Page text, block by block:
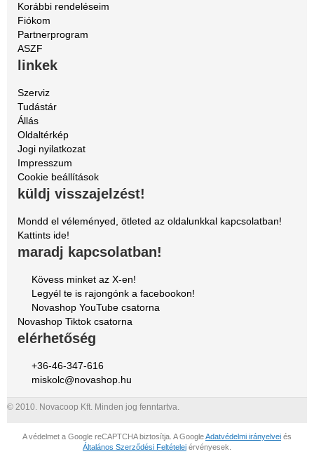
Korábbi rendeléseim
Fiókom
Partnerprogram
ASZF
linkek
Szerviz
Tudástár
Állás
Oldaltérkép
Jogi nyilatkozat
Impresszum
Cookie beállítások
küldj visszajelzést!
Mondd el véleményed, ötleted az oldalunkkal kapcsolatban!
Kattints ide!
maradj kapcsolatban!
Kövess minket az X-en!
Legyél te is rajongónk a facebookon!
Novashop YouTube csatorna
Novashop Tiktok csatorna
elérhetőség
+36-46-347-616
miskolc@novashop.hu
© 2010. Novacoop Kft. Minden jog fenntartva.
A védelmet a Google reCAPTCHA biztosítja. A GoogleAdatvédelmi irányelvei és
Általános Szerződési Feltételei érvényesek.